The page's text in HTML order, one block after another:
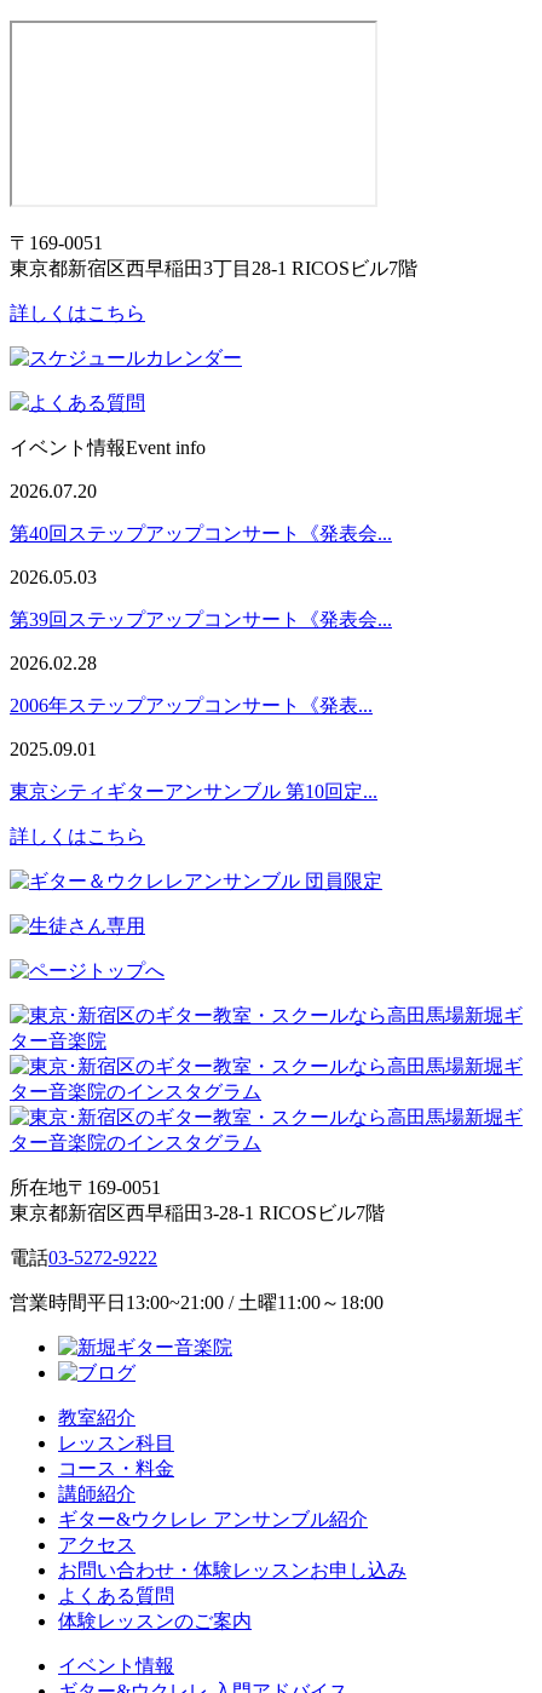
〒169-0051
東京都新宿区西早稲田3丁目28-1 RICOSビル7階
詳しくはこちら
イベント情報Event info
2026.07.20
第40回ステップアップコンサート《発表会...
2026.05.03
第39回ステップアップコンサート《発表会...
2026.02.28
2006年ステップアップコンサート《発表...
2025.09.01
東京シティギターアンサンブル 第10回定...
詳しくはこちら
所在地〒169-0051
東京都新宿区西早稲田3-28-1 RICOSビル7階
電話03-5272-9222
営業時間平日13:00~21:00 / 土曜11:00～18:00
教室紹介
レッスン科目
コース・料金
講師紹介
ギター&ウクレレ アンサンブル紹介
アクセス
お問い合わせ・体験レッスンお申し込み
よくある質問
体験レッスンのご案内
イベント情報